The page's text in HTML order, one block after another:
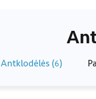
Antklodėlės (6)